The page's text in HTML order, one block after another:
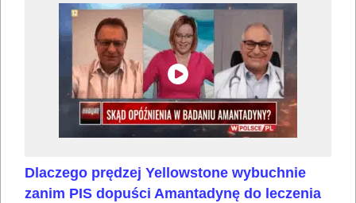
Dlaczego prędzej Yellowstone wybuchnie
zanim PIS dopuści Amantadynę do leczenia